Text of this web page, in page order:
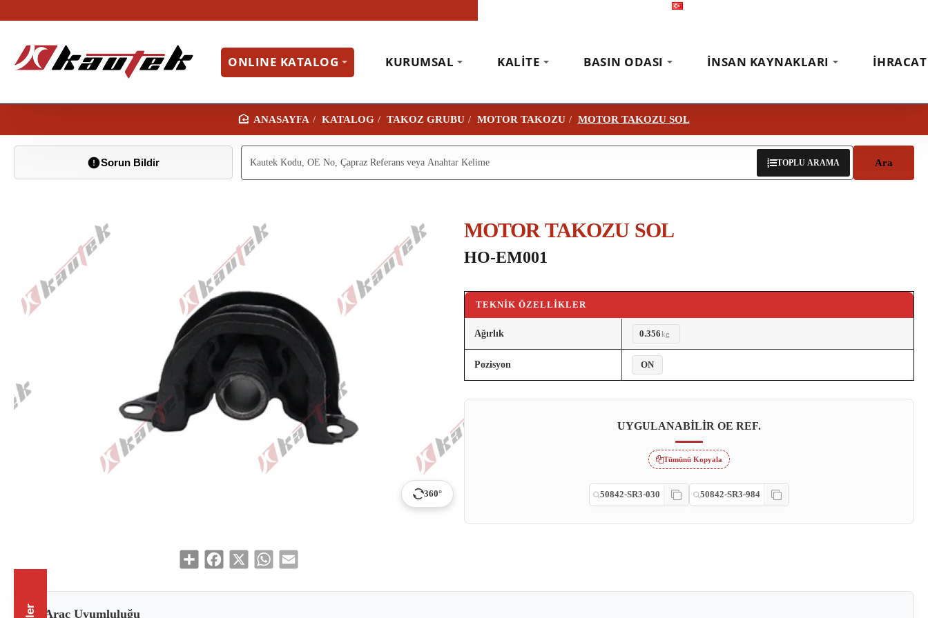
ONLINE KATALOG KURUMSAL KALITE BASIN ODASI İNSAN KAYNAKLARI
O
M
KATALOG TAKOZ GRUBU MOTOR TAKOZU MOTOR TAKOZU SOL
Sorun Bildir TOPLU ARAMA Ara
360°
Share Facebook WhatsApp
MOTOR TAKOZU SOL
TEKNIK ÖZELLIKLER
Ağırlık 0.356kg
Pozisyon ON
HO-EM001
UYGULANABILIR OE REF.
Tümünü Kopyala
50842-SR3-030 50842-SR3-984
Araç Uyumluluğu